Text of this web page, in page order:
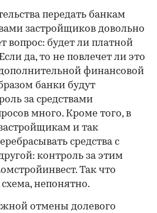
передать банкам
застройщиков довольно
вопрос: будет ли платной
да, то не повлечет ли это
финансовой
банки будут
за средствами
много. Кроме того, в
и так
средства с
контроль за этим
Так что
непонятно.
отмены долевого